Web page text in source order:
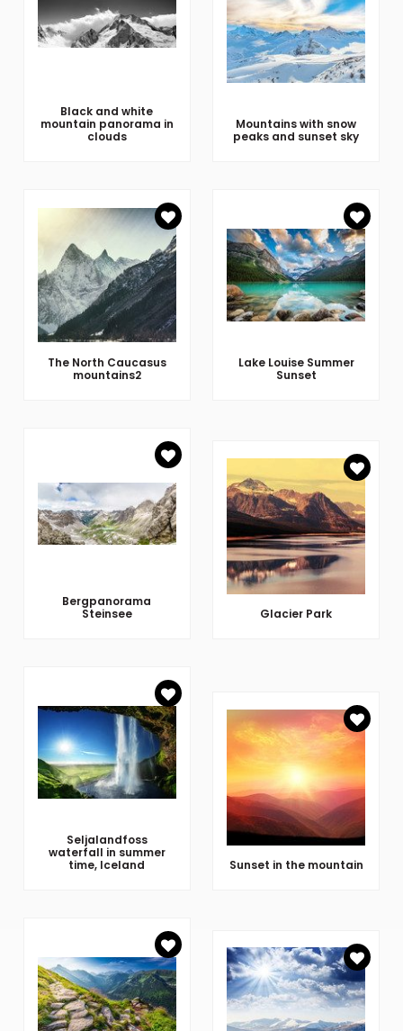
Black and white
mountain panorama in
clouds
Mountains with snow
peaks and sunset sky
The North Caucasus
mountains2
Lake Louise Summer
Sunset
Bergpanorama
Steinsee
Glacier Park
Seljalandfoss
waterfall in summer
time, Iceland
Sunset in the mountain